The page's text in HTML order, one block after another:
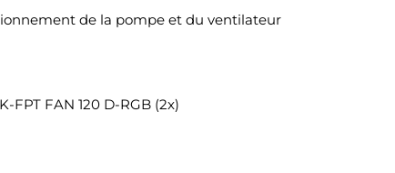
de la pompe et du ventilateur
FAN 120 D-RGB (2x)